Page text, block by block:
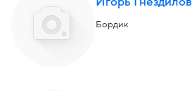
Бордик